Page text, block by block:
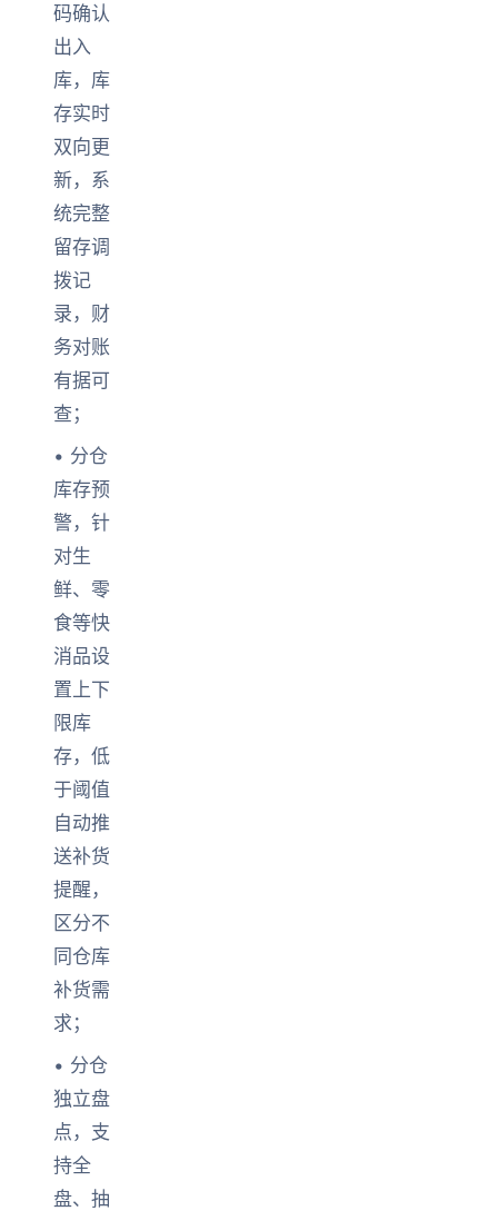
码确认
出入
库，库
存实时
双向更
新，系
统完整
留存调
拨记
录，财
务对账
有据可
查；
• 分仓
库存预
警，针
对生
鲜、零
食等快
消品设
置上下
限库
存，低
于阈值
自动推
送补货
提醒，
区分不
同仓库
补货需
求；
• 分仓
独立盘
点，支
持全
盘、抽